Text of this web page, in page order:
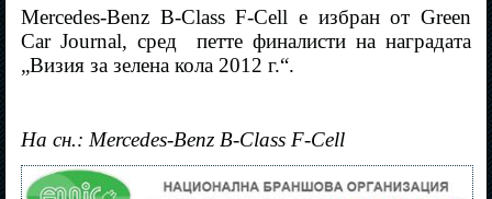
Mercedes-Benz B-Class F-Cell е избран от Green
Car Journal, сред
петте финалисти на наградата
„Визия за зелена кола 2012 г.“.
На сн.: Mercedes-Benz B-Class F-Cell